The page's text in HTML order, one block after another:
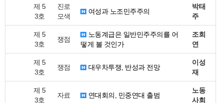
제 5
3호
진로
모색
여성과 노조민주주의
박태
주
제 5
3호
쟁점
노동계급은 일반민주주의를 어
떻게 볼 것인가
조희
연
제 5
3호
쟁점 대우차투쟁, 반성과 전망
이성
재
제 5
3호
자료 연대회의, 민중연대 출범
노동
사회